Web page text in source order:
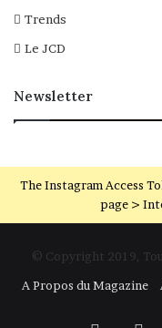
Trends
Le JCD
Newsletter
The Instagram Access
page >
© Copyright 2019,
A Propos du Magazine